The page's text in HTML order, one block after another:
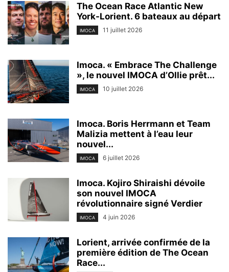
The Ocean Race Atlantic New
York-Lorient. 6 bateaux au départ
IMOCA 11 juillet 2026
Imoca. « Embrace The Challenge
», le nouvel IMOCA d’Ollie prêt...
IMOCA 10 juillet 2026
Imoca. Boris Herrmann et Team
Malizia mettent à l’eau leur
nouvel...
IMOCA 6 juillet 2026
Imoca. Kojiro Shiraishi dévoile
son nouvel IMOCA
révolutionnaire signé Verdier
IMOCA 4 juin 2026
Lorient, arrivée confirmée de la
première édition de The Ocean
Race...